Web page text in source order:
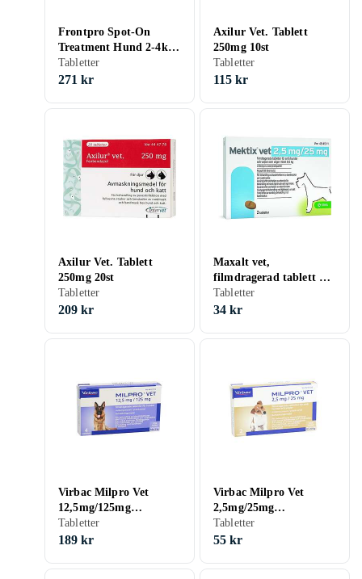
Frontpro Spot-On
Treatment Hund 2-4kg
3-Pack
Tabletter
271 kr
Axilur Vet. Tablett
250mg 10st
Tabletter
115 kr
Axilur Vet. Tablett
250mg 20st
Tabletter
209 kr
Maxalt vet,
filmdragerad tablett 2,5
mg/25 mg, 2 st
Tabletter
34 kr
Virbac Milpro Vet
12,5mg/125mg
Filmdragerade
Tabletter för Hundar
Tabletter
189 kr
Virbac Milpro Vet
2,5mg/25mg
Filmdragerade
Tabletter för Små
Tabletter
55 kr